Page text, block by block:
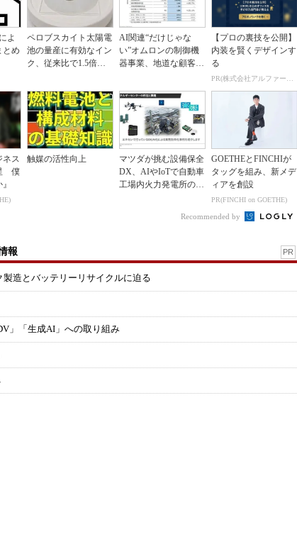
よ
とめ
ペロブスカイト太陽電
池の量産に有効なイン
ク、従来比で1.5倍の
AI関連“だけじゃな
い”オムロンの制御機
器事業、地道な顧客基
【プロの裏技を公開】
内装を賢くデザインす
る
ネス
僕
触媒の活性向上
マツダが挑む設備保全
DX、AIやIoTで自動車
工場内火力発電所の現
GOETHEとFINCHIが
タッグを組み、新メデ
ィアを創設
PR(FINCHI on GOETHE)
Recommended by
報 PR
造とバッテリーリサイクルに迫る
」「生成AI」への取り組み